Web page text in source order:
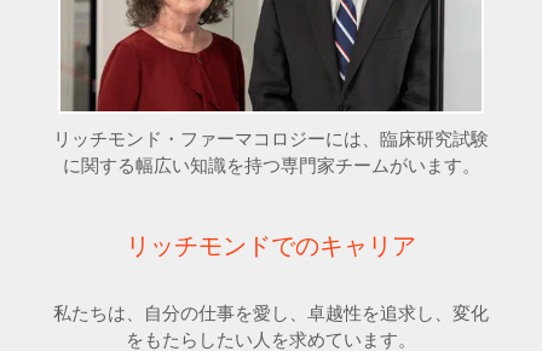
リッチモンド・ファーマコロジーには、臨床研究試験
に関する幅広い知識を持つ専門家チームがいます。
リッチモンドでのキャリア
私たちは、自分の仕事を愛し、卓越性を追求し、変化
をもたらしたい人を求めています。